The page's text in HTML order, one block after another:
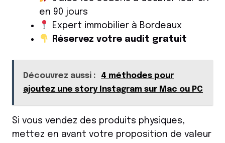
en 90 jours
Expert immobilier à Bordeaux
Réservez votre audit gratuit
Découvrez aussi :
4 méthodes pour
ajoutez une story Instagram sur Mac ou PC
Si vous vendez des produits physiques,
mettez en avant votre proposition de valeur